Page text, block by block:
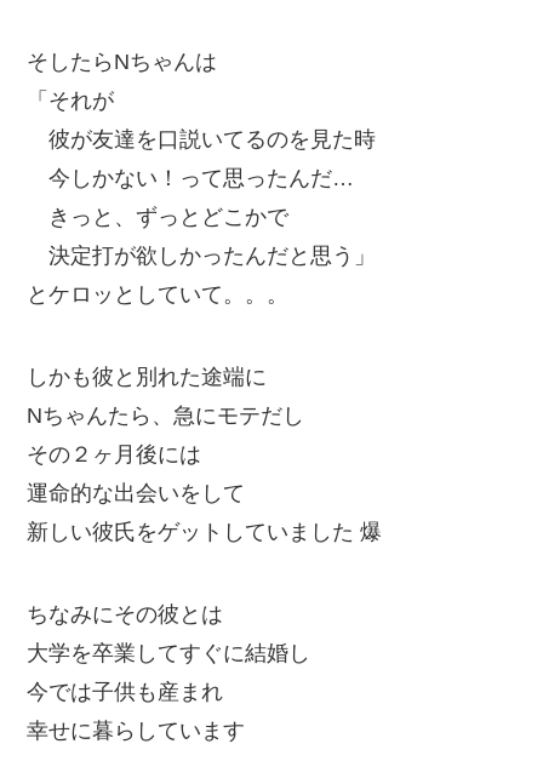
そしたらNちゃんは
「それが
彼が友達を口説いてるのを見た時
今しかない！って思ったんだ…
きっと、ずっとどこかで
決定打が欲しかったんだと思う」
とケロッとしていて。。。
しかも彼と別れた途端に
Nちゃんたら、急にモテだし
その２ヶ月後には
運命的な出会いをして
新しい彼氏をゲットしていました 爆
ちなみにその彼とは
大学を卒業してすぐに結婚し
今では子供も産まれ
幸せに暮らしています